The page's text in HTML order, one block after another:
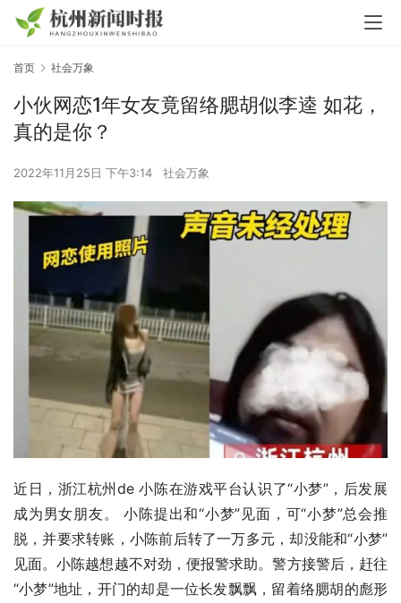
首页 社会万象
小伙网恋1年女友竟留络腮胡似李逵 如花，
真的是你？
2022年11月25日 下午3:14 社会万象
近日，浙江杭州de 小陈在游戏平台认识了“小梦”，后发展
成为男女朋友。 小陈提出和“小梦”见面，可“小梦”总会推
脱，并要求转账，小陈前后转了一万多元，却没能和“小梦”
见面。小陈越想越不对劲，便报警求助。警方接警后，赶往
“小梦”地址，开门的却是一位长发飘飘，留着络腮胡的彪形